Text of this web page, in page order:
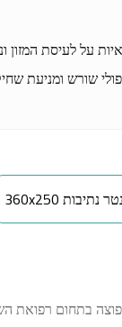
על לעיסת המזון
שורש ומניעת
בתחום רפואת